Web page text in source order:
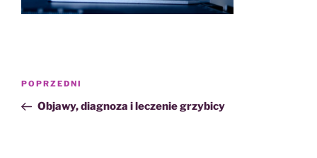
Nawigacja
Poprzedni
wpis
POPRZEDNI
Objawy, diagnoza i leczenie grzybicy